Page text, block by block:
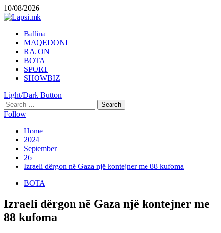
Skip
to
10/08/2026
Primary
Menu
Ballina
MAQEDONI
RAJON
BOTA
SPORT
SHOWBIZ
Light/Dark Button
Search
for:
Follow
Home
2024
September
26
Izraeli dërgon në Gaza një kontejner me 88 kufoma
BOTA
Izraeli dërgon në Gaza një kontejner me
88 kufoma